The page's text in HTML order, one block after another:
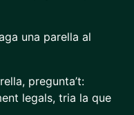
una parella al
pregunta’t:
legals, tria la que